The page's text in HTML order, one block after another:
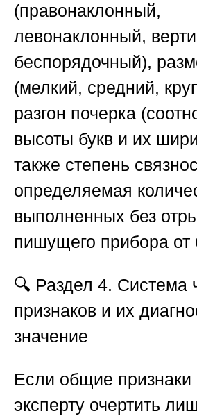
(правонаклонный,
левонаклонный,
беспорядочный),
(мелкий, средний,
разгон почерка
высоты букв и их
также степень
определяемая
выполненных без
пишущего прибора от
🔍 Раздел 4. Система
признаков и их
значение
Если общие признаки
эксперту очертить